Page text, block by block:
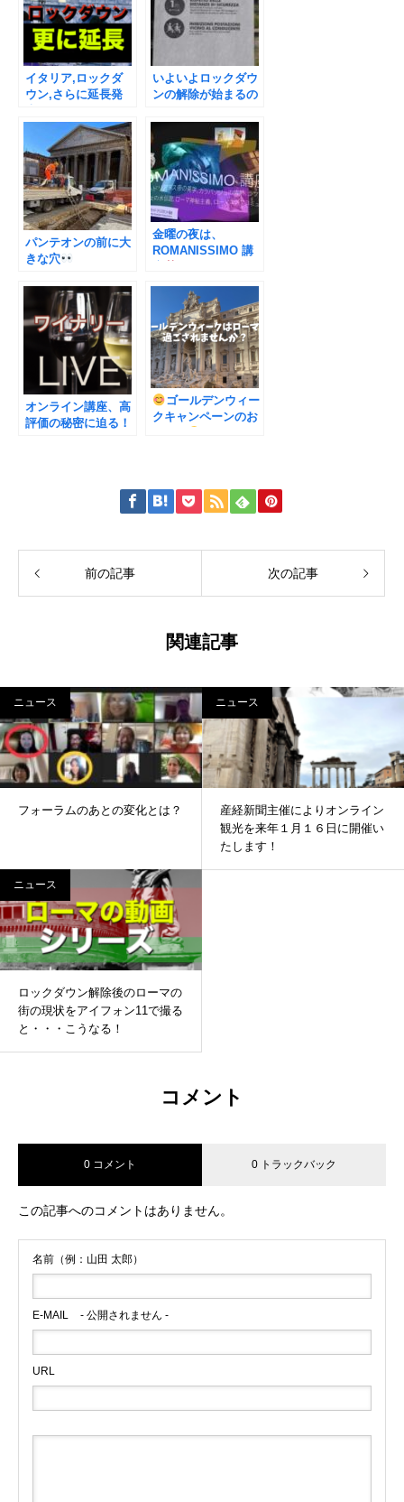
イタリア,ロックダ
ウン,さらに延長発
いよいよロックダウ
ンの解除が始まるの
パンテオンの前に大
きな穴
金曜の夜は、
ROMANISSIMO 講
オンライン講座、高
評価の秘密に迫る！
ゴールデンウィー
クキャンペーンのお
前の記事 次の記事
関連記事
ニュース
フォーラムのあとの変化とは？
ニュース
産経新聞主催によりオンライン
観光を来年１月１６日に開催い
たします！
ニュース
ロックダウン解除後のローマの
街の現状をアイフォン11で撮る
と・・・こうなる！
コメント
0 コメント 0 トラックバック
この記事へのコメントはありません。
名前（例：山田 太郎）
E-MAIL - 公開されません -
URL